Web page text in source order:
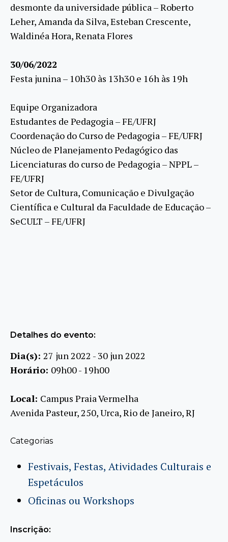
desmonte da universidade pública – Roberto
Leher, Amanda da Silva, Esteban Crescente,
Waldinéa Hora, Renata Flores
30/06/2022
Festa junina – 10h30 às 13h30 e 16h às 19h
Equipe Organizadora
Estudantes de Pedagogia – FE/UFRJ
Coordenação do Curso de Pedagogia – FE/UFRJ
Núcleo de Planejamento Pedagógico das
Licenciaturas do curso de Pedagogia – NPPL –
FE/UFRJ
Setor de Cultura, Comunicação e Divulgação
Científica e Cultural da Faculdade de Educação –
SeCULT – FE/UFRJ
Detalhes do evento:
Dia(s): 27 jun 2022 - 30 jun 2022
Horário: 09h00 - 19h00
Local: Campus Praia Vermelha
Avenida Pasteur, 250, Urca, Rio de Janeiro, RJ
Categorias
Festivais, Festas, Atividades Culturais e
Espetáculos
Oficinas ou Workshops
Inscrição: